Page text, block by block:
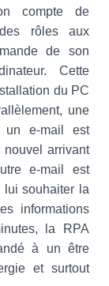
compte de
des rôles aux
de son
Cette
du PC
une
un e-mail est
nouvel arrivant
e-mail est
lui souhaiter la
informations
la RPA
à un être
et surtout